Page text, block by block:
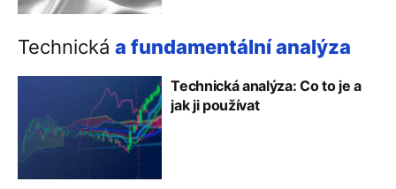
Technická a fundamentální analýza
Technická analýza: Co to je a
jak ji používat